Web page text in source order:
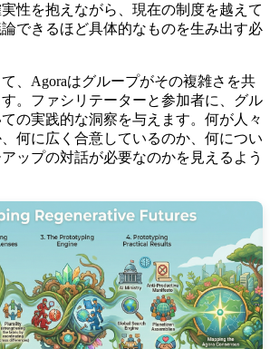
性を抱えながら、現在の制度を越えて
できるほど具体的なものを生み出す必
、Agoraはグループがその複雑さを共
。ファシリテーターと参加者に、グル
の実践的な洞察を与えます。何が人々
何に広く合意しているのか、何につい
ップの対話が必要なのかを見えるよう